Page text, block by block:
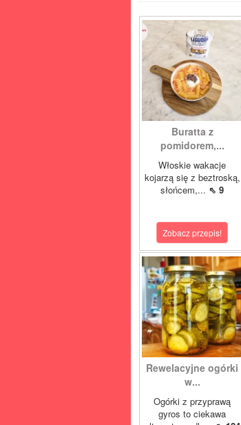
Buratta z
pomidorem,...
Włoskie wakacje
kojarzą się z beztroską,
słońcem,... ⇖ 9
Zobacz przepis!
Rewelacyjne ogórki
w...
Ogórki z przyprawą
gyros to ciekawa